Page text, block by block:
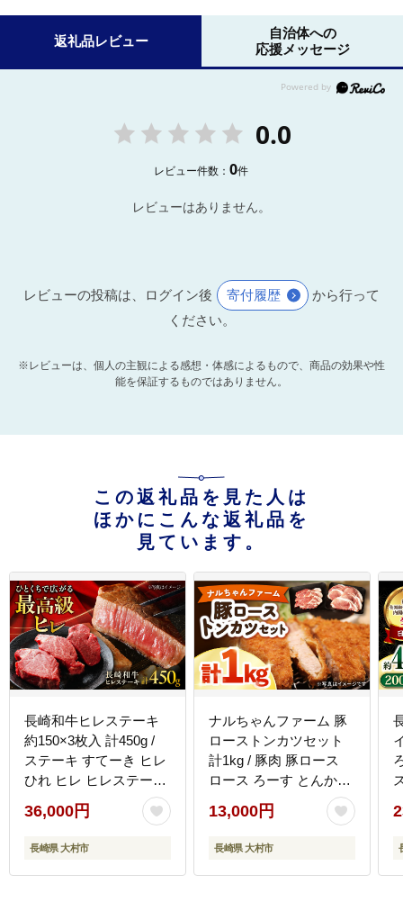
返礼品レビュー
自治体への
応援メッセージ
0.0
レビュー件数：0件
レビューはありません。
レビューの投稿は、ログイン後 寄付履歴
から行って
ください。
※レビューは、個人の主観による感想・体感によるもので、商品の効果や性
能を保証するものではありません。
この返礼品を見た人は
ほかにこんな返礼品を
見ています。
長崎和牛ヒレステーキ
約150×3枚入 計450g /
ステーキ すてーき ヒレ
ひれ ヒレ ヒレステーキ
ヒレ肉 和牛 牛肉 肉 牛 /
大村市 / まるしん商会
[ACCD004]
36,000円
長崎県 大村市
ナルちゃんファーム 豚
ローストンカツセット
計1kg / 豚肉 豚ロース
ロース ろーす とんかつ
トンカツ 小分け / 大村
市 / おおむら夢ファーム
シュシュ[ACAA016]
13,000円
長崎県 大村市